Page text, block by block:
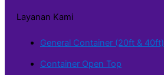
Layanan Kami
General Container (20ft & 40ft)
Container Open Top